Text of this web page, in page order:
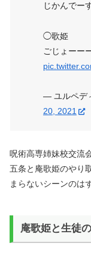
じかんでー
◯歌姫
ごじょーー
— ユルペデ
20, 2021
呪術高専姉妹校交流
五条と庵歌姫のやり
まらないシーンのはず
庵歌姫と生徒